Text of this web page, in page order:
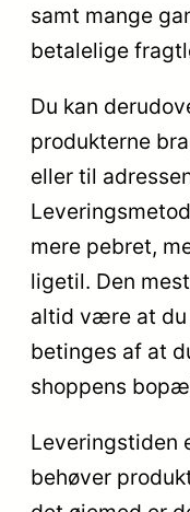
samt mange
betalelige
Du kan
produkterne
eller til
mere pebret,
ligetil. Den
altid være at du
betinges af at
shoppens
Leveringstiden
behøver